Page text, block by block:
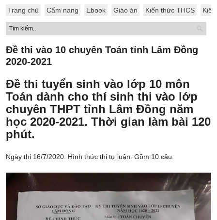
Trang chủ Cẩm nang Ebook Giáo án Kiến thức THCS
Đề thi vào 10 chuyên Toán tỉnh Lâm Đồng
2020-2021
Đề thi tuyển sinh vào lớp 10 môn
Toán dành cho thí sinh thi vào lớp
chuyên THPT tỉnh Lâm Đồng năm
học 2020-2021. Thời gian làm bài 120
phút.
Ngày thi 16/7/2020. Hình thức thi tự luận. Gồm 10 câu.